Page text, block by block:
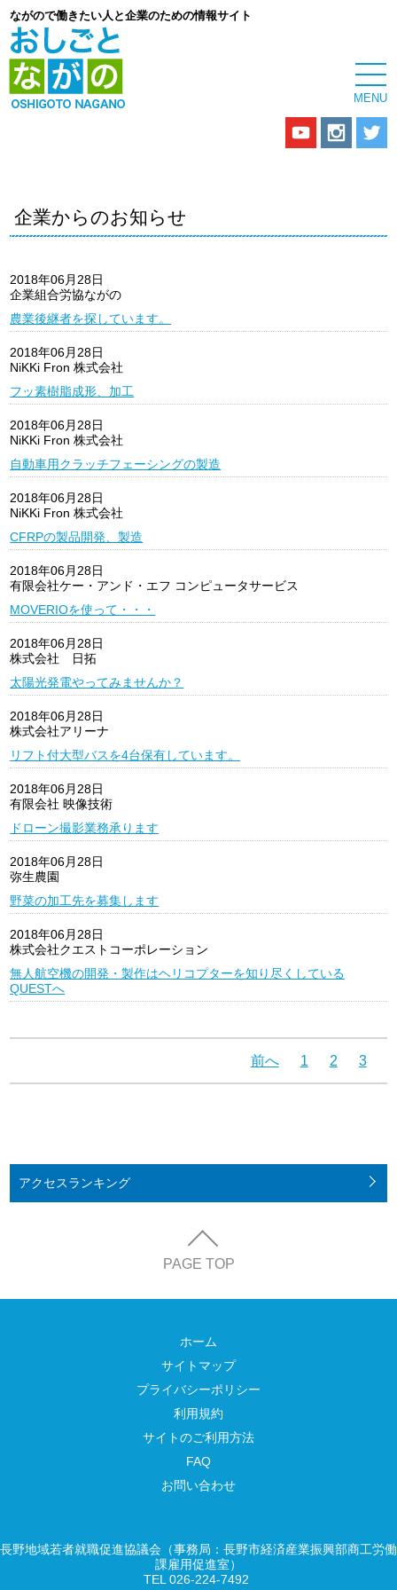
ながので働きたい人と企業のための情報サイト
企業からのお知らせ
2018年06月28日
企業組合労協ながの
農業後継者を探しています。
2018年06月28日
NiKKi Fron 株式会社
フッ素樹脂成形、加工
2018年06月28日
NiKKi Fron 株式会社
自動車用クラッチフェーシングの製造
2018年06月28日
NiKKi Fron 株式会社
CFRPの製品開発、製造
2018年06月28日
有限会社ケー・アンド・エフ コンピュータサービス
MOVERIOを使って・・・
2018年06月28日
株式会社 日拓
太陽光発電やってみませんか？
2018年06月28日
株式会社アリーナ
リフト付大型バスを4台保有しています。
2018年06月28日
有限会社 映像技術
ドローン撮影業務承ります
2018年06月28日
弥生農園
野菜の加工先を募集します
2018年06月28日
株式会社クエストコーポレーション
無人航空機の開発・製作はヘリコプターを知り尽くしている
QUESTへ
前へ 1 2 3
アクセスランキング
PAGE TOP
ホーム
サイトマップ
プライバシーポリシー
利用規約
サイトのご利用方法
FAQ
お問い合わせ
長野地域若者就職促進協議会（事務局：長野市経済産業振興部商工労働
課雇用促進室）
TEL 026-224-7492